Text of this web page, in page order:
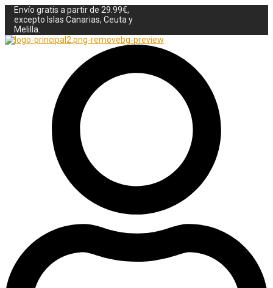
Envío gratis a partir de 29.99€,
excepto Islas Canarias, Ceuta y
Melilla.